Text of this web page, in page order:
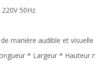
50Hz
manière audible et
* Largeur *